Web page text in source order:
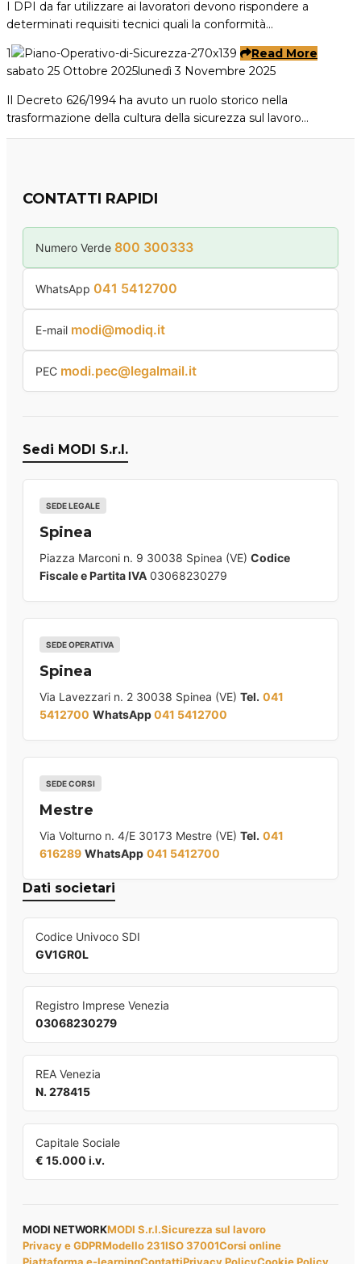
I DPI da far utilizzare ai lavoratori devono rispondere a
determinati requisiti tecnici quali la conformità…
1
Read More
sabato 25 Ottobre 2025lunedì 3 Novembre 2025
Il Decreto 626/1994 ha avuto un ruolo storico nella
trasformazione della cultura della sicurezza sul lavoro…
CONTATTI RAPIDI
Numero Verde 800 300333
WhatsApp 041 5412700
E-mail modi@modiq.it
PEC modi.pec@legalmail.it
Sedi MODI S.r.l.
SEDE LEGALE
Spinea
Piazza Marconi n. 9 30038 Spinea (VE) Codice
Fiscale e Partita IVA 03068230279
SEDE OPERATIVA
Spinea
Via Lavezzari n. 2 30038 Spinea (VE) Tel. 041
5412700 WhatsApp041 5412700
SEDE CORSI
Mestre
Via Volturno n. 4/E 30173 Mestre (VE) Tel. 041
616289 WhatsApp 041 5412700
Dati societari
Codice Univoco SDI
GV1GR0L
Registro Imprese Venezia
03068230279
REA Venezia
N. 278415
Capitale Sociale
€ 15.000 i.v.
MODI NETWORKMODI S.r.l.Sicurezza sul lavoro
Privacy e GDPRModello 231ISO 37001Corsi online